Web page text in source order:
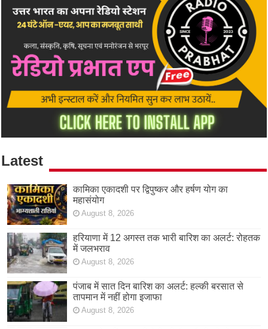
Latest
कामिका एकादशी पर द्विपुष्कर और हर्षण योग का
महासंयोग
August 8, 2026
हरियाणा में 12 अगस्त तक भारी बारिश का अलर्ट: रोहतक
में जलभराव
August 8, 2026
पंजाब में सात दिन बारिश का अलर्ट: हल्की बरसात से
तापमान में नहीं होगा इजाफा
August 8, 2026